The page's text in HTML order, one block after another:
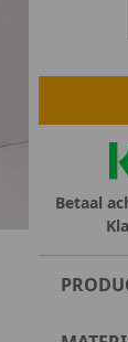
Betaal